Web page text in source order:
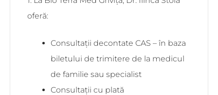
oferă:
Consultații decontate CAS – în baza
biletului de trimitere de la medicul
de familie sau specialist
Consultații cu plată